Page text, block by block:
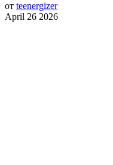
от teenergizer
April 26 2026